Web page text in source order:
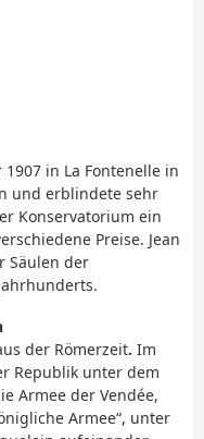
in La Fontenelle in
und erblindete sehr
Konservatorium ein
Preise. Jean
Säulen der
der Römerzeit. Im
Republik unter dem
Armee der Vendée,
Armee“, unter